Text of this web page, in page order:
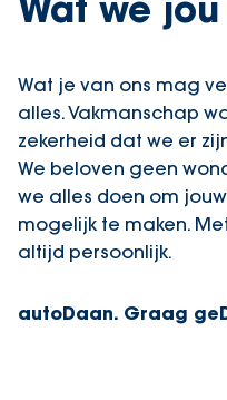
Wat je van ons mag
alles. Vakmanschap
zekerheid dat we er
We beloven geen
we alles doen om
mogelijk te maken.
altijd persoonlijk.
autoDaan. Graag